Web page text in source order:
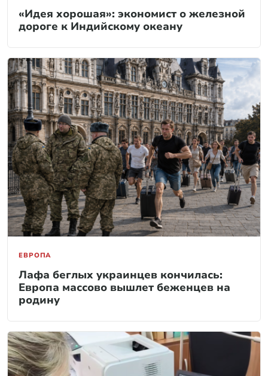
«Идея хорошая»: экономист о железной
дороге к Индийскому океану
ЕВРОПА
Лафа беглых украинцев кончилась:
Европа массово вышлет беженцев на
родину